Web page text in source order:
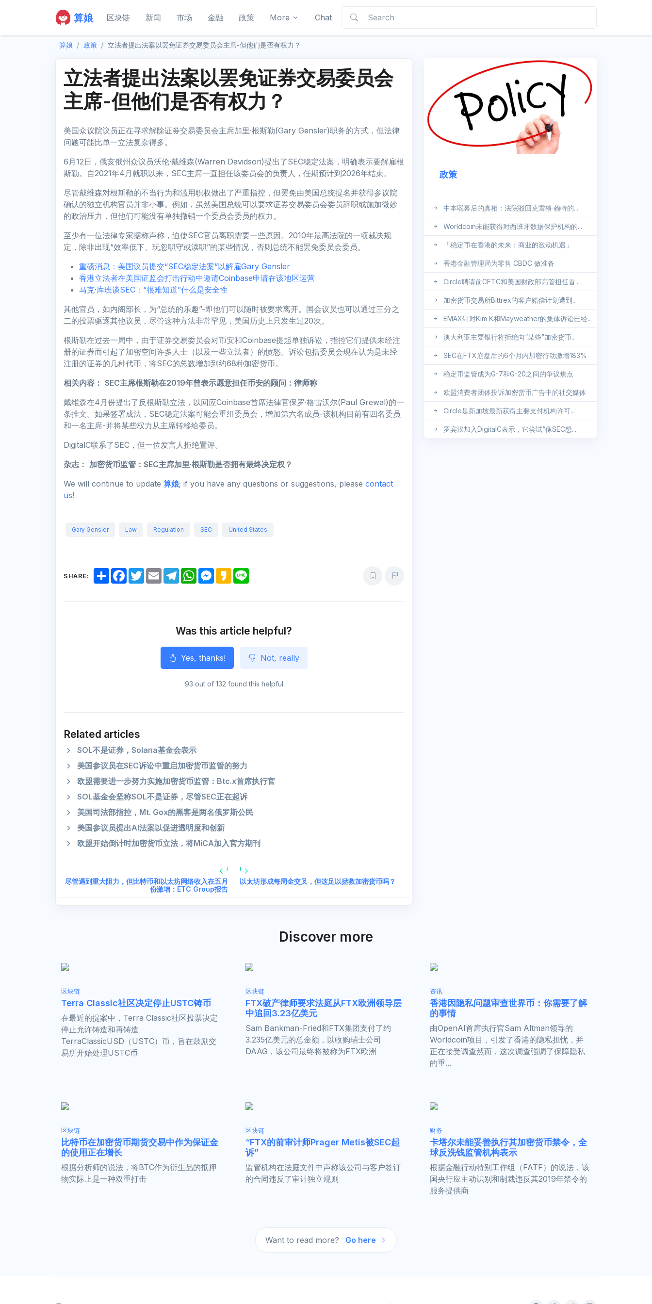
算娘 区块链 新闻 市场 金融 政策 More Chat
算娘 政策 立法者提出法案以罢免证券交易委员会主席-但他们是否有权力？
立法者提出法案以罢免证券交易委员会
主席-但他们是否有权力？
美国众议院议员正在寻求解除证券交易委员会主席加里·根斯勒(Gary Gensler)职务的方式，但法律
问题可能比单一立法复杂得多。
6月12日，俄亥俄州众议员沃伦·戴维森(Warren Davidson)提出了SEC稳定法案，明确表示要解雇根
斯勒。自2021年4月就职以来，SEC主席一直担任该委员会的负责人，任期预计到2026年结束。
尽管戴维森对根斯勒的不当行为和滥用职权做出了严重指控，但罢免由美国总统提名并获得参议院
确认的独立机构官员并非小事。例如，虽然美国总统可以要求证券交易委员会委员辞职或施加微妙
的政治压力，但他们可能没有单独撤销一个委员会委员的权力。
至少有一位法律专家据称声称，迫使SEC官员离职需要一些原因。2010年最高法院的一项裁决规
定，除非出现“效率低下、玩忽职守或渎职”的某些情况，否则总统不能罢免委员会委员。
重磅消息：美国议员提交“SEC稳定法案”以解雇Gary Gensler
香港立法者在美国证监会打击行动中邀请Coinbase申请在该地区运营
马克·库班谈SEC：“很难知道”什么是安全性
其他官员，如内阁部长，为“总统的乐趣”-即他们可以随时被要求离开。国会议员也可以通过三分之
二的投票驱逐其他议员，尽管这种方法非常罕见，美国历史上只发生过20次。
根斯勒在过去一周中，由于证券交易委员会对币安和Coinbase提起单独诉讼，指控它们提供未经注
册的证券而引起了加密空间许多人士（以及一些立法者）的愤怒。诉讼包括委员会现在认为是未经
注册的证券的几种代币，将SEC的总数增加到约68种加密货币。
相关内容： SEC主席根斯勒在2019年曾表示愿意担任币安的顾问：律师称
戴维森在4月份提出了反根斯勒立法，以回应Coinbase首席法律官保罗·格雷沃尔(Paul Grewal)的一
条推文。如果签署成法，SEC稳定法案可能会重组委员会，增加第六名成员-该机构目前有四名委员
和一名主席-并将某些权力从主席转移给委员。
DigitalC联系了SEC，但一位发言人拒绝置评。
杂志： 加密货币监管：SEC主席加里·根斯勒是否拥有最终决定权？
We will continue to update 算娘; if you have any questions or suggestions, please contact
us!
Gary Gensler Law Regulation SEC United States
SHARE:
S
h
F
a
T
w
E
m
T
e
m
W
h
p
M
e
e
r
K
a
Was this article helpful?
Yes, thanks! Not, really
93 out of 132 found this helpful
Related articles
SOL不是证券，Solana基金会表示
美国参议员在SEC诉讼中重启加密货币监管的努力
欧盟需要进一步努力实施加密货币监管：Btc.x首席执行官
SOL基金会坚称SOL不是证券，尽管SEC正在起诉
美国司法部指控，Mt. Gox的黑客是两名俄罗斯公民
美国参议员提出AI法案以促进透明度和创新
欧盟开始倒计时加密货币立法，将MiCA加入官方期刊
尽管遇到重大阻力，但比特币和以太坊网络收入在五月
份激增：ETC Group报告
以太坊形成每周金交叉，但这足以拯救加密货币吗？
政策
中本聪幕后的真相：法院驳回克雷格·赖特的...
Worldcoin未能获得对西班牙数据保护机构的...
「稳定币在香港的未来：商业的激动机遇」
香港金融管理局为零售 CBDC 做准备
Circle聘请前CFTC和美国财政部高管担任首...
加密货币交易所Bittrex的客户赔偿计划遭到...
EMAX针对Kim K和Mayweather的集体诉讼已经...
澳大利亚主要银行将拒绝向“某些”加密货币...
SEC在FTX崩盘后的6个月内加密行动激增183%
稳定币监管成为G-7和G-20之间的争议焦点
欧盟消费者团体投诉加密货币广告中的社交媒体
Circle是新加坡最新获得主要支付机构许可...
罗宾汉加入DigitalC表示，它尝试“像SEC想...
Discover more
区块链
Terra Classic社区决定停止USTC铸币
在最近的提案中，Terra Classic社区投票决定
停止允许铸造和再铸造
TerraClassicUSD（USTC）币，旨在鼓励交
易所开始处理USTC币
区块链
FTX破产律师要求法庭从FTX欧洲领导层
中追回3.23亿美元
Sam Bankman-Fried和FTX集团支付了约
3.235亿美元的总金额，以收购瑞士公司
DAAG，该公司最终将被称为FTX欧洲
资讯
香港因隐私问题审查世界币：你需要了解
的事情
由OpenAI首席执行官Sam Altman领导的
Worldcoin项目，引发了香港的隐私担忧，并
正在接受调查然而，这次调查强调了保障隐私
的重...
区块链
比特币在加密货币期货交易中作为保证金
的使用正在增长
根据分析师的说法，将BTC作为衍生品的抵押
物实际上是一种双重打击
区块链
“FTX的前审计师Prager Metis被SEC起
诉”
监管机构在法庭文件中声称该公司与客户签订
的合同违反了审计独立规则
财务
卡塔尔未能妥善执行其加密货币禁令，全
球反洗钱监管机构表示
根据金融行动特别工作组（FATF）的说法，该
国央行应主动识别和制裁违反其2019年禁令的
服务提供商
Want to read more? Go here